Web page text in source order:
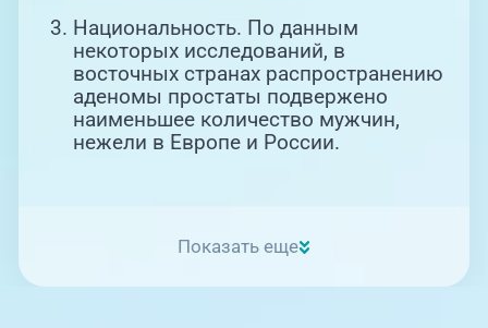
Национальность. По данным
некоторых исследований, в
восточных странах распространению
аденомы простаты подвержено
наименьшее количество мужчин,
нежели в Европе и России.
Показать еще